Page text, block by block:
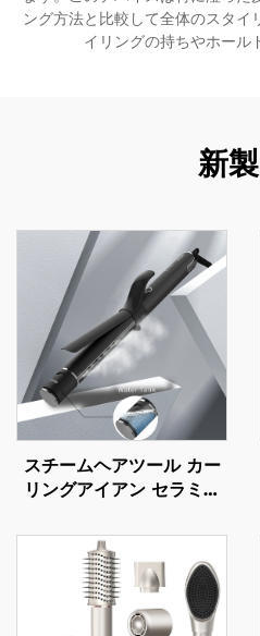
ング方法と比較して全体のスタイ
イリングの持ちやホール
新
スチームヘアツール カー
リングアイアン セラミッ
ウェーバー スタイリング
ツール ヘアカーラー 電動
カールスタイラー